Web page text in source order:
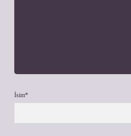
İsim*